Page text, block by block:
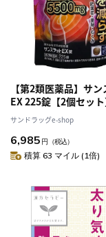
【第2類医薬品】サ
EX 225錠【2個セッ
フメディケーション税
サンドラッグe-shop
6,985 円 （税込）
積算 63 マイル (1倍)